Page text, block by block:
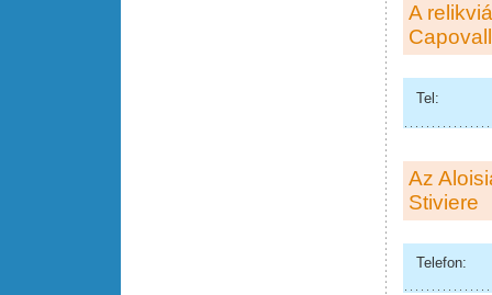
A
Tel:
Az
Stiviere
Telefon: